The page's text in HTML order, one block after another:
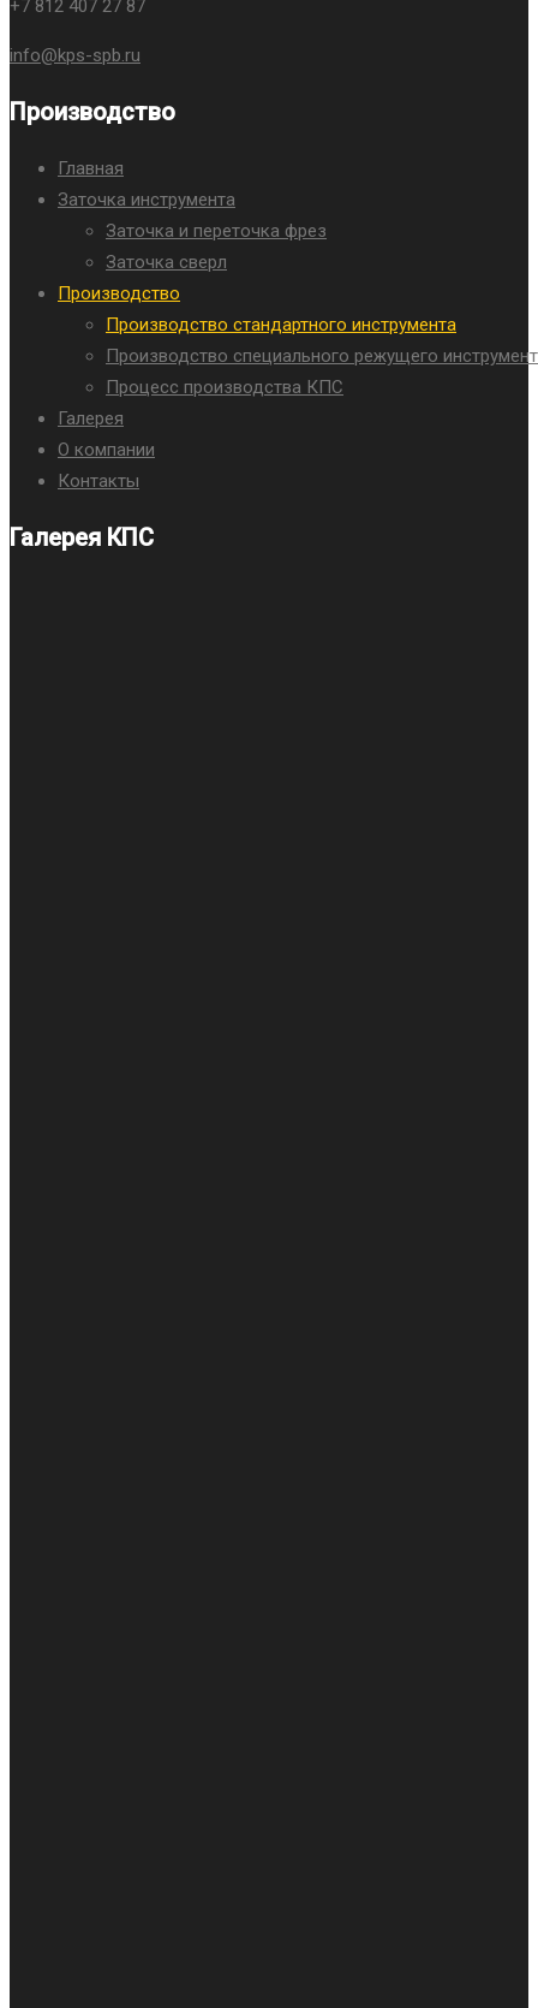
+7 812 407 27 87
info@kps-spb.ru
Производство
Главная
Заточка инструмента
Заточка и переточка фрез
Заточка сверл
Производство
Производство стандартного инструмента
Производство специального режущего
Процесс производства КПС
Галерея
О компании
Контакты
Галерея КПС